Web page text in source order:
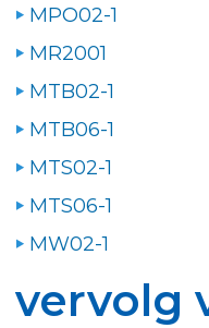
MPO02-1
MR2001
MTB02-1
MTB06-1
MTS02-1
MTS06-1
MW02-1
vervolg